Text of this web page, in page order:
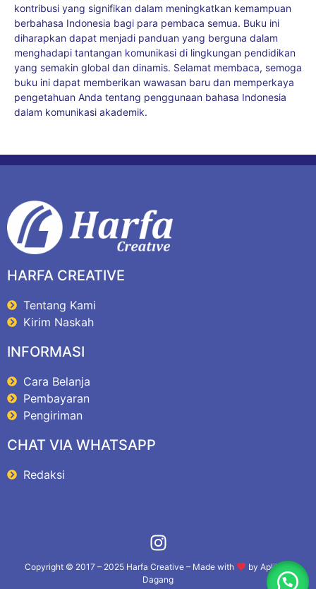
kontribusi yang signifikan dalam meningkatkan kemampuan
berbahasa Indonesia bagi para pembaca semua. Buku ini
diharapkan dapat menjadi panduan yang berguna dalam
menghadapi tantangan komunikasi di lingkungan pendidikan
yang semakin global dan dinamis. Selamat membaca, semoga
buku ini dapat memberikan wawasan baru dan memperkaya
pengetahuan Anda tentang penggunaan bahasa Indonesia
dalam komunikasi akademik.
HARFA CREATIVE
Tentang Kami
Kirim Naskah
INFORMASI
Cara Belanja
Pembayaran
Pengiriman
CHAT VIA WHATSAPP
Redaksi
Copyright © 2017 – 2025 Harfa Creative – Made with by Aplikasi
Dagang